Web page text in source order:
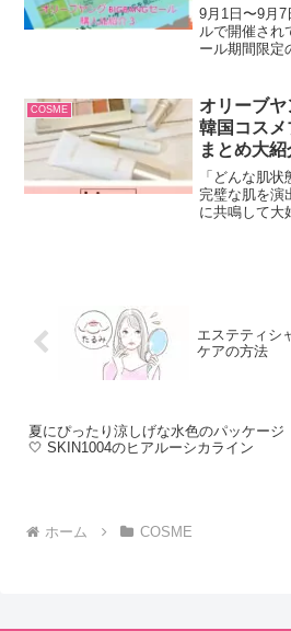
9月1日〜9月
ルで開催され
ール期間限定
用して購入し
COSME
オリーブ
韓国コス
まとめ大紹
「どんな肌
完璧な肌を演
に共鳴して大
エステティシ
ケアの方法
夏にぴったり涼しげな水色のパッケージ
🤍 SKIN1004のヒアルーシカライン
ホーム COSME